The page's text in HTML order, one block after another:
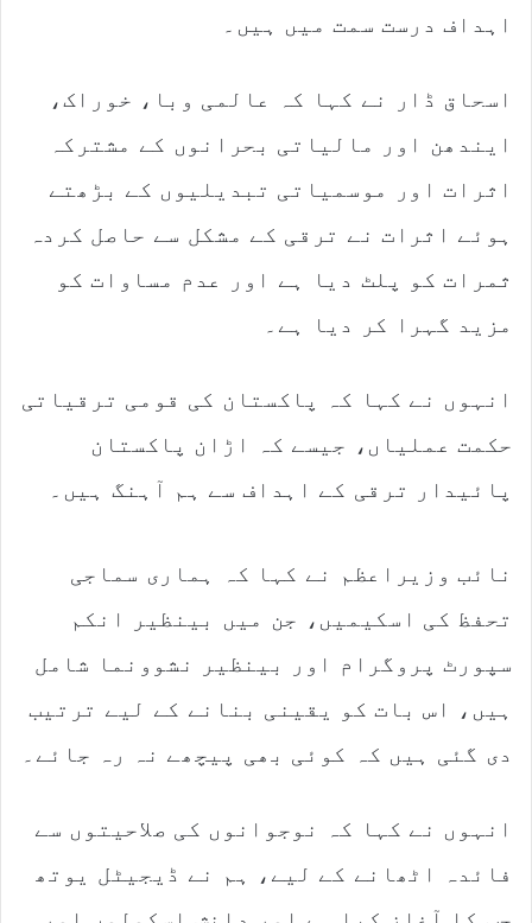
اہداف درست سمت میں ہیں۔
اسحاق ڈار نے کہا کہ عالمی وبا، خوراک،
ایندھن اور مالیاتی بحرانوں کے مشترکہ
اثرات اور موسمیاتی تبدیلیوں کے بڑھتے
ہوئے اثرات نے ترقی کے مشکل سے حاصل کردہ
ثمرات کو پلٹ دیا ہے اور عدم مساوات کو
مزید گہرا کر دیا ہے۔
انہوں نے کہا کہ پاکستان کی قومی ترقیاتی
حکمت عملیاں، جیسے کہ اڑان پاکستان
پائیدار ترقی کے اہداف سے ہم آہنگ ہیں۔
نائب وزیراعظم نے کہا کہ ہماری سماجی
تحفظ کی اسکیمیں، جن میں بینظیر انکم
سپورٹ پروگرام اور بینظیر نشوونما شامل
ہیں، اس بات کو یقینی بنانے کے لیے ترتیب
دی گئی ہیں کہ کوئی بھی پیچھے نہ رہ جائے۔
انہوں نے کہا کہ نوجوانوں کی صلاحیتوں سے
فائدہ اٹھانے کے لیے، ہم نے ڈیجیٹل یوتھ